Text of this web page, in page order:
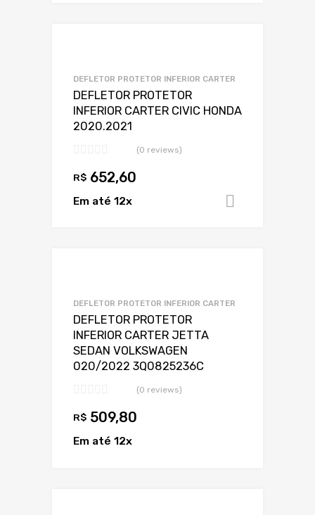
DEFLETOR PROTETOR INFERIOR CARTER
DEFLETOR PROTETOR
INFERIOR CARTER CIVIC HONDA
2020.2021
(0 reviews)
R$ 652,60
Em até 12x
DEFLETOR PROTETOR INFERIOR CARTER
DEFLETOR PROTETOR
INFERIOR CARTER JETTA
SEDAN VOLKSWAGEN
020/2022 3Q0825236C
(0 reviews)
R$ 509,80
Em até 12x